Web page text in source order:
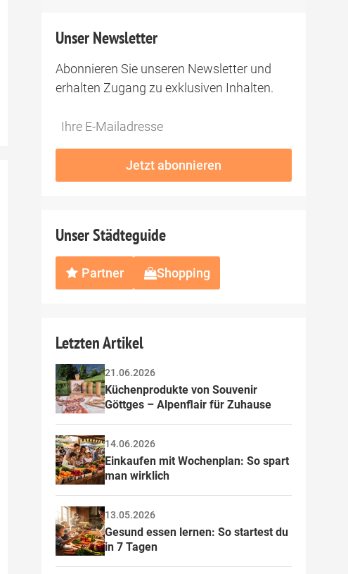
Unser Newsletter
Abonnieren Sie unseren Newsletter und
erhalten Zugang zu exklusiven Inhalten.
Do
this
*Ihre
Jetzt abonnieren
Unser Städteguide
Partner Shopping
Letzten Artikel
21.06.2026
Küchenprodukte von Souvenir
Göttges – Alpenflair für Zuhause
14.06.2026
Einkaufen mit Wochenplan: So spart
man wirklich
13.05.2026
Gesund essen lernen: So startest du
in 7 Tagen